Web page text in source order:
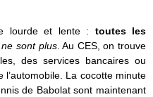
lourde et lente : toutes les
ne sont plus. Au CES, on trouve
des services bancaires ou
l’automobile. La cocotte minute
de Babolat sont maintenant